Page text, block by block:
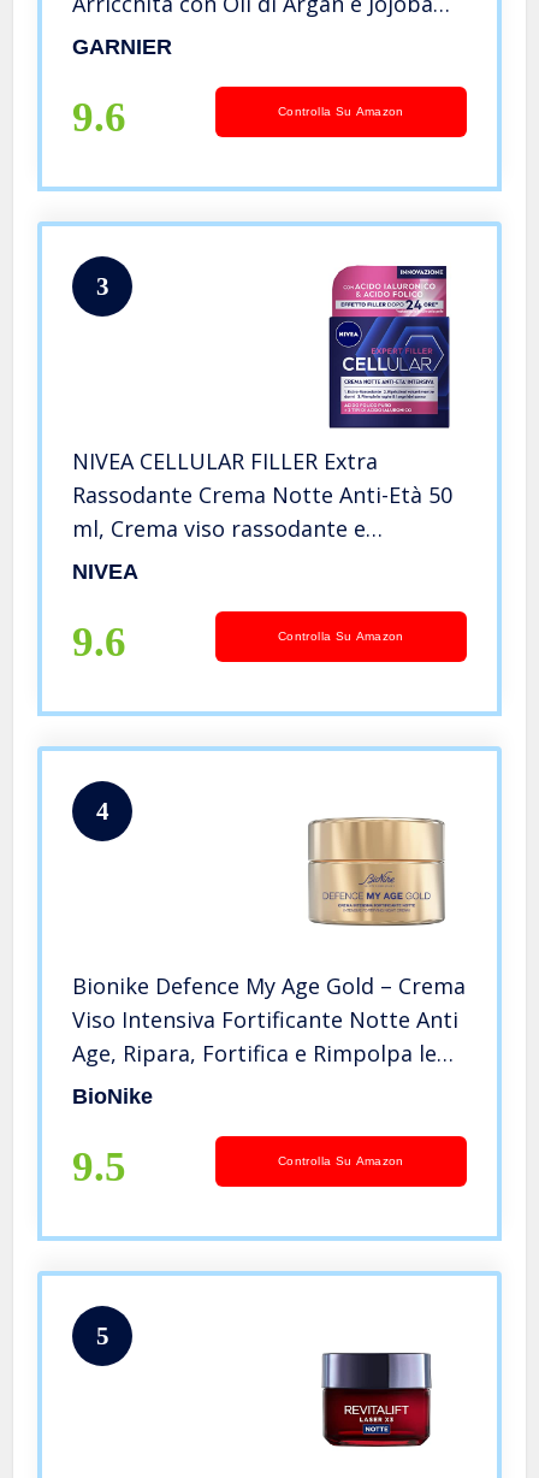
Biologici, 50 ml
GARNIER
9.6 Controlla Su Amazon
3
NIVEA CELLULAR FILLER Extra
Rassodante Crema Notte Anti-Età 50
ml, Crema viso rassodante e
tonificante, Crema antirughe con
Collagene
NIVEA
9.6 Controlla Su Amazon
4
Bionike Defence My Age Gold – Crema
Viso Intensiva Fortificante Notte Anti
Age, Ripara, Fortifica e Rimpolpa le
Pelli Mature, Dona Idratazione ed
BioNike
9.5 Controlla Su Amazon
5